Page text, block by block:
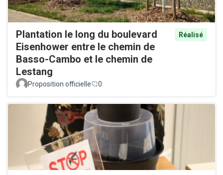
Plantation le long du boulevard
Eisenhower entre le chemin de
Basso-Cambo et le chemin de
Lestang
Réalisé
Proposition officielle 0